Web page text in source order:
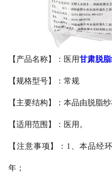
【产品名称】：医用甘肃脱
【规格型号】：常规
【主要结构】：本品由脱脂纱
【适用范围】：医用。
【注意事项】：1、本品经
年；